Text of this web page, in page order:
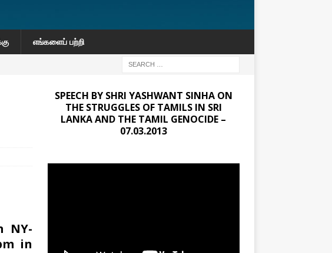
எங்களைப் பற்றி
NY-
in
SPEECH BY SHRI YASHWANT SINHA ON
THE STRUGGLES OF TAMILS IN SRI
LANKA AND THE TAMIL GENOCIDE –
07.03.2013